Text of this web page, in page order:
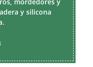
y silicona